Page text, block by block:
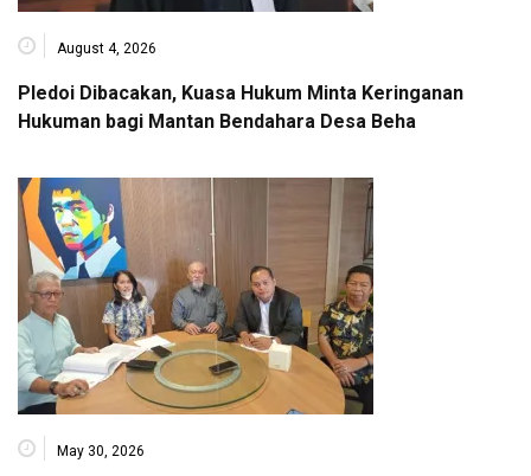
August 4, 2026
Pledoi Dibacakan, Kuasa Hukum Minta Keringanan
Hukuman bagi Mantan Bendahara Desa Beha
May 30, 2026